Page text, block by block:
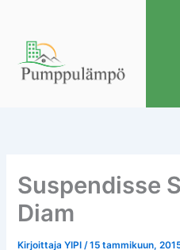
Suspendisse
Diam
KirjoittajaYIPI/15 tammikuun,